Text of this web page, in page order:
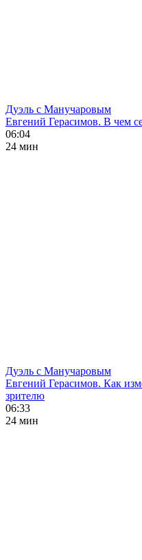
Дуэль с Манучаровым
Евгений Герасимов. В чем
06:04
24 мин
Дуэль с Манучаровым
Евгений Герасимов. Как
зрителю
06:33
24 мин